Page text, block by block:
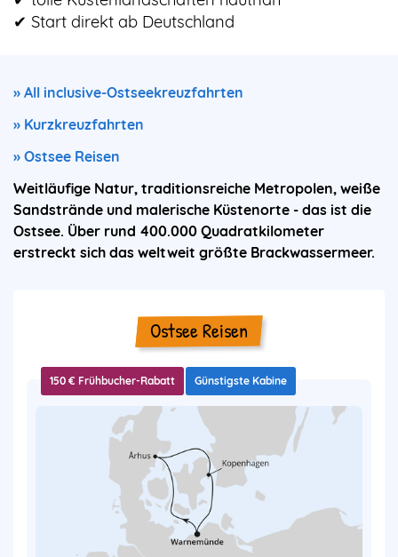
✔ Start direkt ab Deutschland
» All inclusive-Ostseekreuzfahrten
» Kurzkreuzfahrten
» Ostsee Reisen
Weitläufige Natur, traditionsreiche Metropolen, weiße
Sandstrände und malerische Küstenorte - das ist die
Ostsee. Über rund 400.000 Quadratkilometer
erstreckt sich das weltweit größte Brackwassermeer.
Ostsee Reisen
150 € Frühbucher-Rabatt Günstigste Kabine